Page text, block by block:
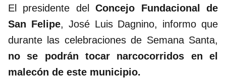
El presidente delConcejo Fundacional de
San Felipe, José Luis Dagnino, informo que
durante las celebraciones de Semana Santa,
no se podrán tocar narcocorridos en el
malecón de este municipio.